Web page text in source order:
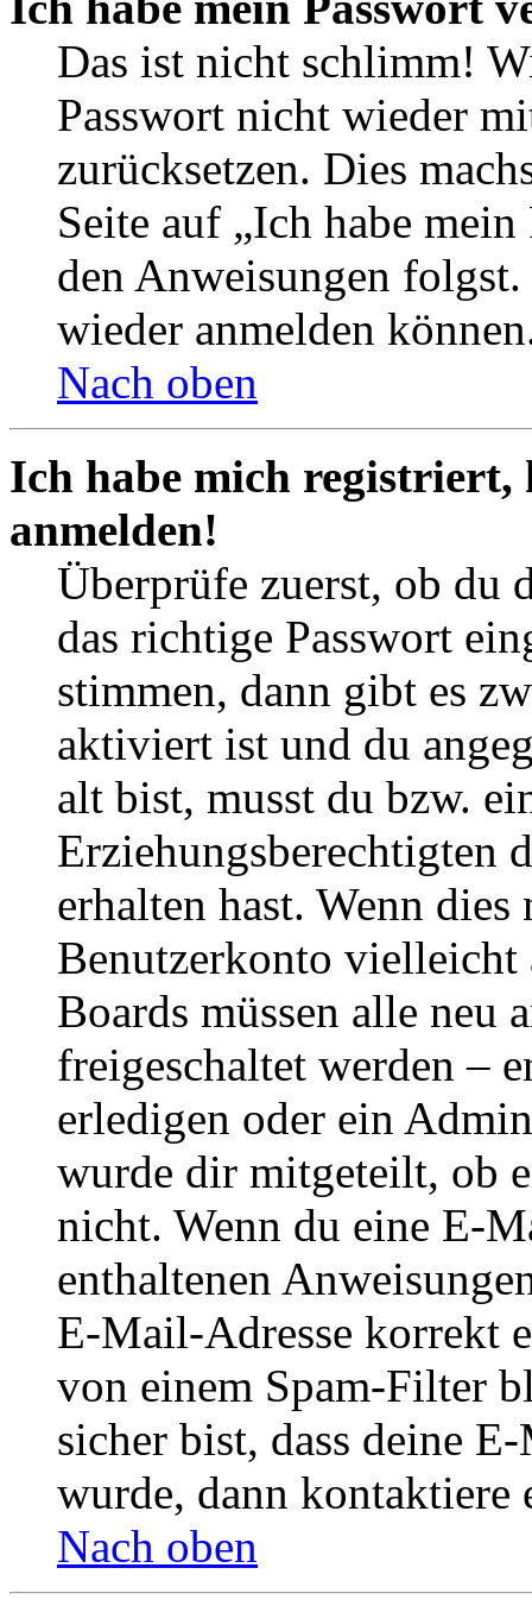
Das ist nicht schlimm!
Passwort nicht wieder
zurücksetzen. Dies
Seite auf „Ich habe
den Anweisungen
wieder anmelden
Nach oben
Ich habe mich
anmelden!
Überprüfe zuerst, ob du
das richtige Passwort
stimmen, dann gibt es
aktiviert ist und du
alt bist, musst du bzw.
Erziehungsberechtigten
erhalten hast. Wenn
Benutzerkonto
Boards müssen alle neu
freigeschaltet werden –
erledigen oder ein
wurde dir mitgeteilt, ob
nicht. Wenn du eine E-
enthaltenen
E-Mail-Adresse korrekt
von einem Spam-Filter
sicher bist, dass deine
wurde, dann kontaktiere
Nach oben